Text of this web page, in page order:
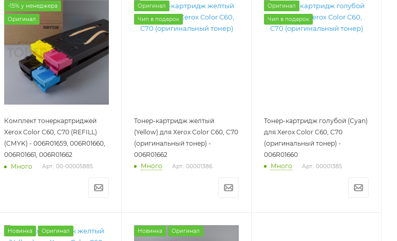
-15% у менеджера
Оригинал
Комплект тонеркартриджей
Xerox Color C60, C70 (REFILL)
(CMYK) - 006R01659, 006R01660,
006R01661, 006R01662
Много
Арт.: 00-00005885
Оригинал
Чип в подарок
Тонер-картридж желтый
(Yellow) для Xerox Color C60, C70
(оригинальный тонер) -
006R01662
Много
Арт.: 00001386
Оригинал
Чип в подарок
Тонер-картридж голубой (Cyan)
для Xerox Color C60, C70
(оригинальный тонер) -
006R01660
Много
Арт.: 00001385
Новинка Оригинал Новинка Оригинал